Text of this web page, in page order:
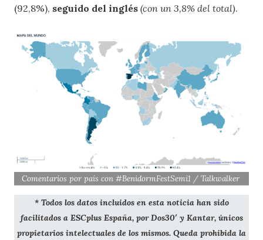
(92,8%), seguido del inglés (con un 3,8% del total).
Comentarios por país con #BenidormFestSemi1 / Talkwalker
* Todos los datos incluidos en esta noticia han sido
facilitados a ESCplus España, por Dos30′ y Kantar, únicos
propietarios intelectuales de los mismos. Queda prohibida la